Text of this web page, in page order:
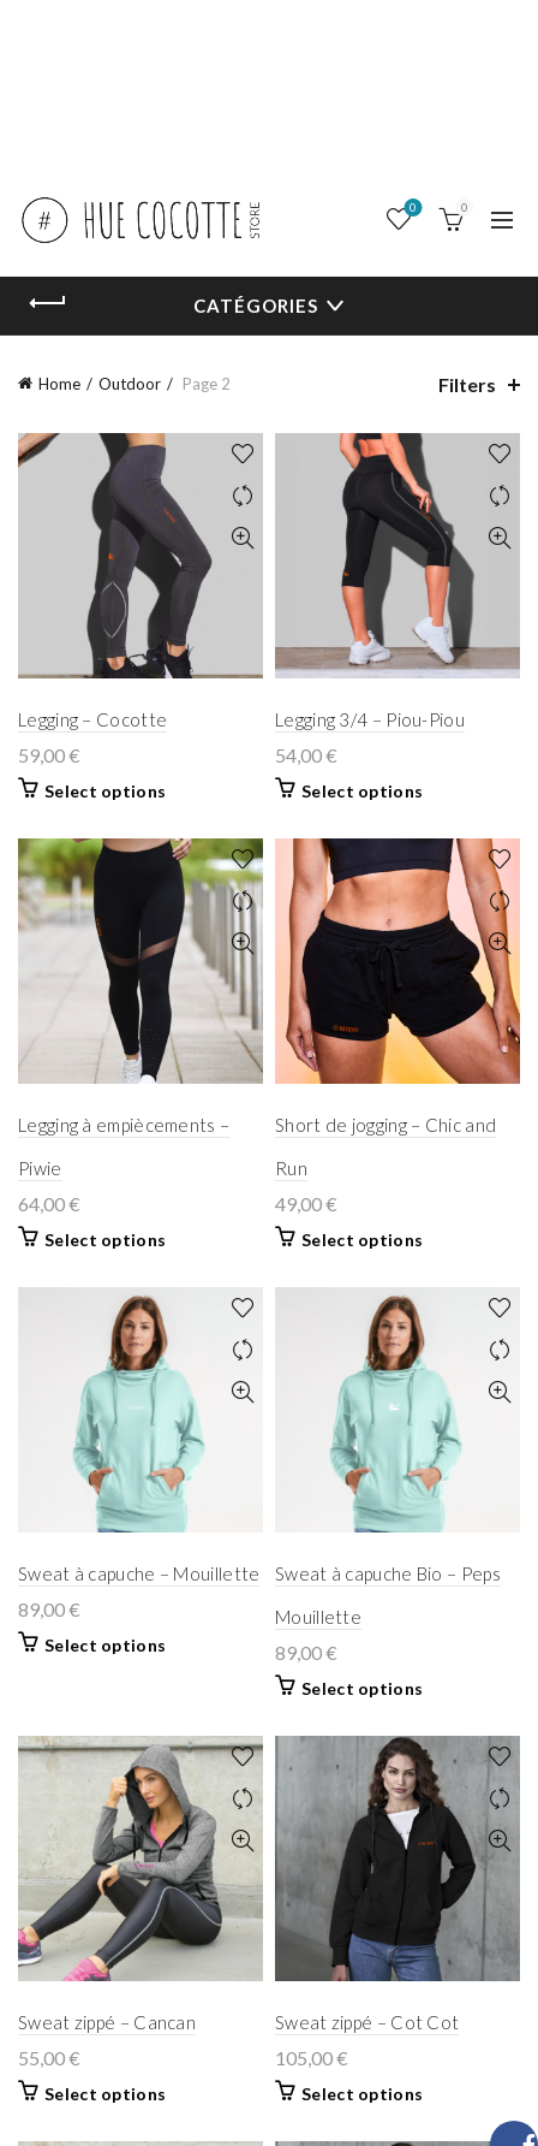
0 0
CATÉGORIES
Home Outdoor Page 2 Filters
Legging – Cocotte
59,00€
Select options
Legging 3/4 – Piou-Piou
54,00€
Select options
Legging à empiècements –
Piwie
64,00€
Select options
Short de jogging – Chic and
Run
49,00€
Select options
Sweat à capuche – Mouillette
89,00€
Select options
Sweat à capuche Bio – Peps
Mouillette
89,00€
Select options
Sweat zippé – Cancan
55,00€
Select options
Sweat zippé – Cot Cot
105,00€
Select options